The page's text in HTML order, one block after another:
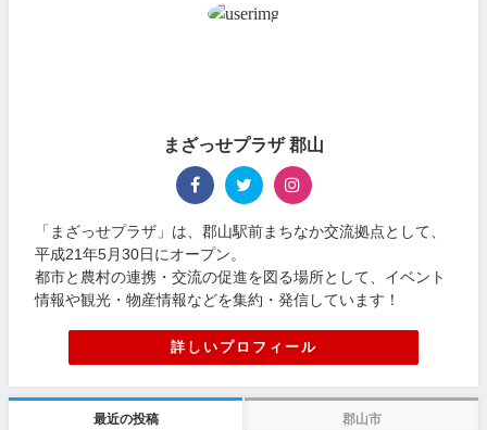
まざっせプラザ 郡山
「まざっせプラザ」は、郡山駅前まちなか交流拠点として、
平成21年5月30日にオープン。
都市と農村の連携・交流の促進を図る場所として、イベント
情報や観光・物産情報などを集約・発信しています！
詳しいプロフィール
最近の投稿 郡山市